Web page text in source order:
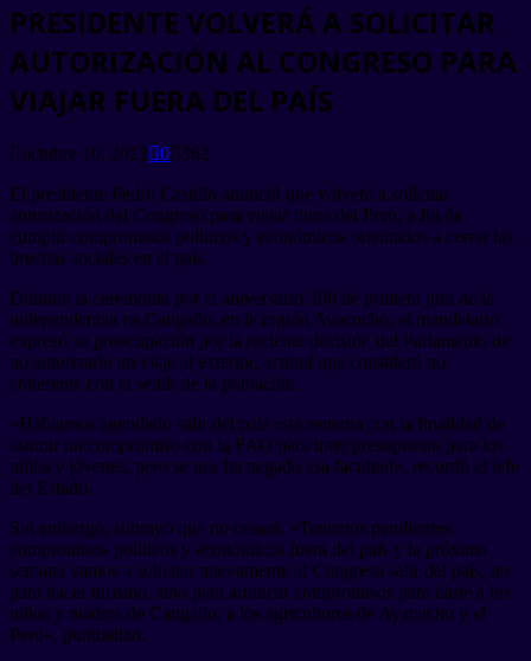
PRESIDENTE VOLVERÁ A SOLICITAR
AUTORIZACIÓN AL CONGRESO PARA
VIAJAR FUERA DEL PAÍS
octubre 10, 2022 0
362
El presidente Pedro Castillo anunció que volverá a solicitar
autorización del Congreso para viajar fuera del Perú, a fin de
cumplir compromisos políticos y económicos orientados a cerrar las
brechas sociales en el país.
Durante la ceremonia por el aniversario 208 de primera jura de la
independencia en Cangallo, en la región Ayacucho, el mandatario
expresó su preocupación por la reciente decisión del Parlamento de
no autorizarle un viaje al exterior, actitud que consideró no
coherente con el sentir de la población.
«Habíamos agendado salir del país esta semana con la finalidad de
asumir un compromiso con la FAO para traer presupuesto para los
niños y jóvenes, pero se nos ha negado esa facultad», recordó el jefe
del Estado.
Sin embargo, subrayó que no cesará. «Tenemos pendientes
compromisos políticos y económicos fuera del país y la próxima
semana vamos a solicitar nuevamente al Congreso salir del país, no
para hacer turismo, sino para arrancar compromisos para darle a los
niños y madres de Cangallo, a los agricultores de Ayacucho y el
Perú», puntualizó.